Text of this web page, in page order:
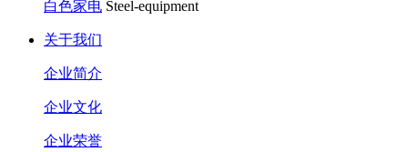
白色家电 Steel-equipment
关于我们
企业简介
企业文化
企业荣誉